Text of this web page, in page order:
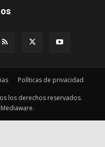
Políticas de privacidad
los derechos reservados.